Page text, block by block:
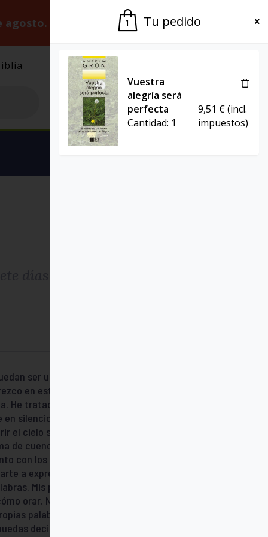
agosto. Gracias por la paciencia.
El Grupo
ser utilizadas en los momentos de
en este libro una serie de oraciones
He tratado de ponerme en la situación
silencio Por la mañana rezo en la
el cielo sobre los seres humanos. Y por
de cuenco, y me abandono en sus
con los gestos, las palabras que brotan
a expresar los pensamientos que tú
Mis plegarias pretenden sostener
orar. No están familiarizadas con las
palabras. Por eso en estas
decir a Dios lo que sientes”.
1 Tu pedido
Vuestra
alegría será
perfecta
Cantidad: 1
9,51 €(incl.
impuestos)